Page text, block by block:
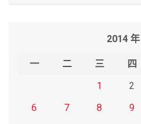
2014 年
一 二 三 四
1
2
6
7 8 9